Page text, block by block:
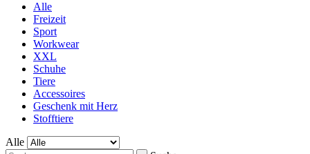
Alle
Freizeit
Sport
Workwear
XXL
Schuhe
Tiere
Accessoires
Geschenk mit Herz
Stofftiere
Alle